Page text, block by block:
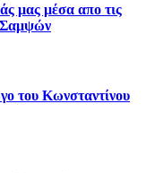
μας μέσα απο τις
Σαμψών
του Κωνσταντίνου